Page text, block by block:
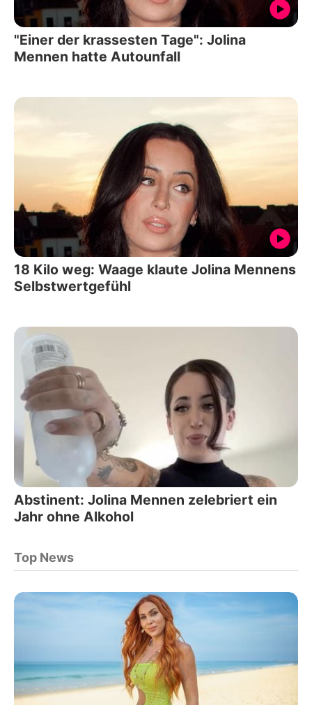
"Einer der krassesten Tage": Jolina
Mennen hatte Autounfall
18 Kilo weg: Waage klaute Jolina Mennens
Selbstwertgefühl
Abstinent: Jolina Mennen zelebriert ein
Jahr ohne Alkohol
Top News